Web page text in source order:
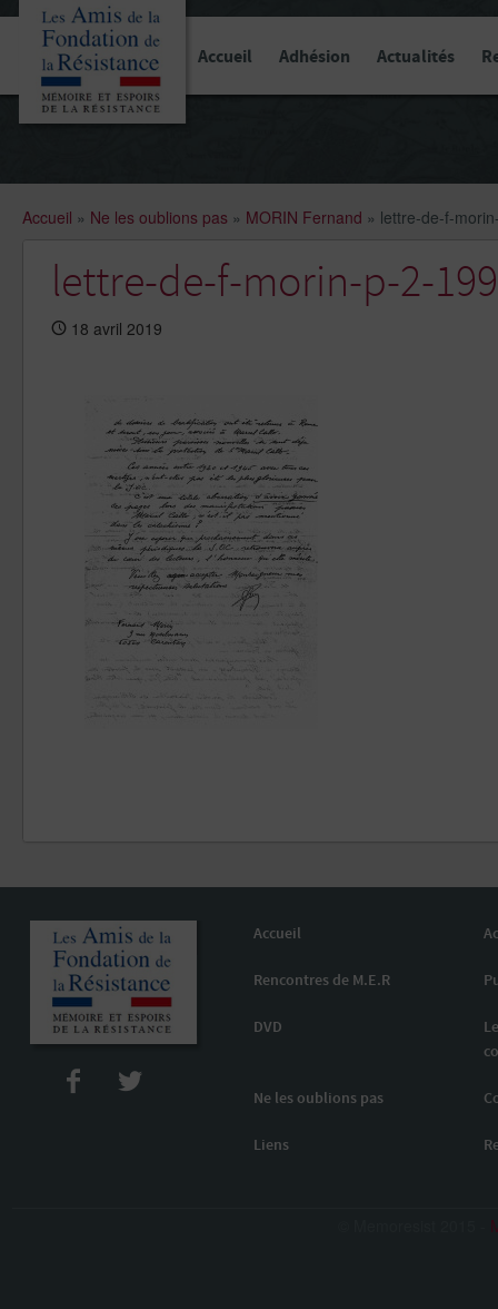
Accueil Adhésion Actualités
Accueil » Ne les oublions pas » MORIN Fernand » lettre-de-f-
lettre-de-f-morin-p-2-
18 avril 2019
Accueil
Rencontres de M.E.R
DVD
Ne les oublions pas
Liens
Panneau de gestion des cookies